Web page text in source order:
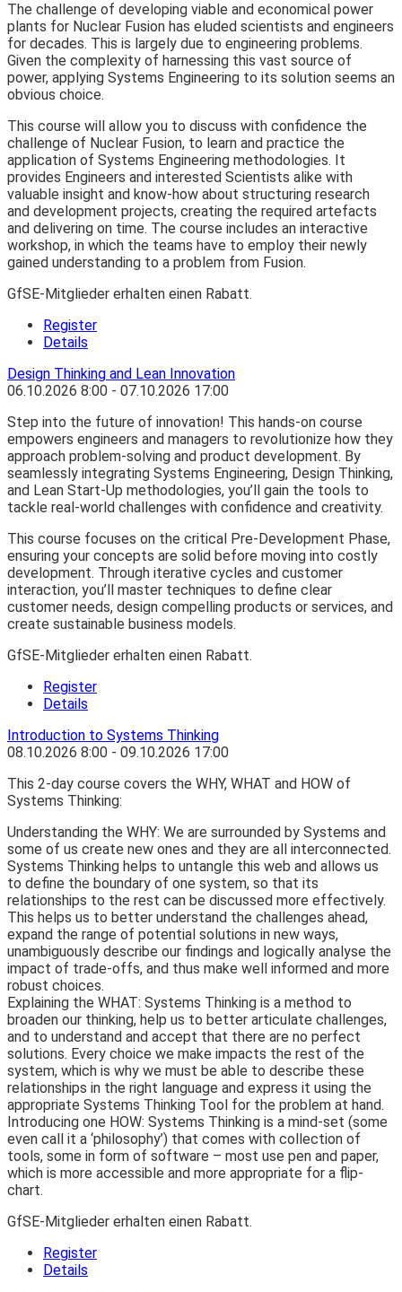
The challenge of developing viable and economical power
plants for Nuclear Fusion has eluded scientists and engineers
for decades. This is largely due to engineering problems.
Given the complexity of harnessing this vast source of
power, applying Systems Engineering to its solution seems an
obvious choice.
This course will allow you to discuss with confidence the
challenge of Nuclear Fusion, to learn and practice the
application of Systems Engineering methodologies. It
provides Engineers and interested Scientists alike with
valuable insight and know-how about structuring research
and development projects, creating the required artefacts
and delivering on time. The course includes an interactive
workshop, in which the teams have to employ their newly
gained understanding to a problem from Fusion.
GfSE-Mitglieder erhalten einen Rabatt.
Register
Details
Design Thinking and Lean Innovation
06.10.2026 8:00 - 07.10.2026 17:00
Step into the future of innovation! This hands-on course
empowers engineers and managers to revolutionize how they
approach problem-solving and product development. By
seamlessly integrating Systems Engineering, Design Thinking,
and Lean Start-Up methodologies, you’ll gain the tools to
tackle real-world challenges with confidence and creativity.
This course focuses on the critical Pre-Development Phase,
ensuring your concepts are solid before moving into costly
development. Through iterative cycles and customer
interaction, you’ll master techniques to define clear
customer needs, design compelling products or services, and
create sustainable business models.
GfSE-Mitglieder erhalten einen Rabatt.
Register
Details
Introduction to Systems Thinking
08.10.2026 8:00 - 09.10.2026 17:00
This 2-day course covers the WHY, WHAT and HOW of
Systems Thinking:​
Understanding the WHY: We are surrounded by Systems and
some of us create new ones and they are all interconnected.
Systems Thinking helps to untangle this web and allows us
to define the boundary of one system, so that its
relationships to the rest can be discussed more effectively.
This helps us to better understand the challenges ahead,
expand the range of potential solutions in new ways,
unambiguously describe our findings and logically analyse the
impact of trade-offs, and thus make well informed and more
robust choices.​
Explaining the WHAT: Systems Thinking is a method to
broaden our thinking, help us to better articulate challenges,
and to understand and accept that there are no perfect
solutions. Every choice we make impacts the rest of the
system, which is why we must be able to describe these
relationships in the right language and express it using the
appropriate Systems Thinking Tool for the problem at hand.​
Introducing one HOW: Systems Thinking is a mind-set (some
even call it a ‘philosophy’) that comes with collection of
tools, some in form of software – most use pen and paper,
which is more accessible and more appropriate for a flip-
chart.
GfSE-Mitglieder erhalten einen Rabatt.
Register
Details